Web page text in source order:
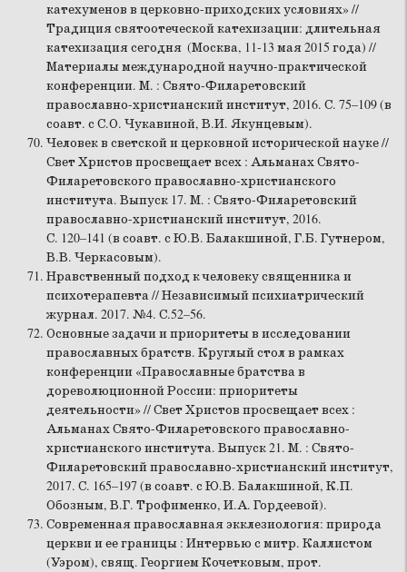
катехуменов в церковно-приходских условиях» //
Традиция святоотеческой катехизации: длительная
катехизация сегодня (Москва, 11-13 мая 2015 года) //
Материалы международной научно-практической
конференции. М. : Свято-Филаретовский
православно-христианский институт, 2016. С. 75–109 (в
соавт. с С.О. Чукавиной, В.И. Якунцевым).
Человек в светской и церковной исторической науке //
Свет Христов просвещает всех : Альманах Свято-
Филаретовского православно-христианского
института. Выпуск 17. М. : Свято-Филаретовский
православно-христианский институт, 2016.
С. 120–141 (в соавт. с Ю.В. Балакшиной, Г.Б. Гутнером,
В.В. Черкасовым).
Нравственный подход к человеку священника и
психотерапевта // Независимый психиатрический
журнал. 2017. №4. С.52–56.
Основные задачи и приоритеты в исследовании
православных братств. Круглый стол в рамках
конференции «Православные братства в
дореволюционной России: приоритеты
деятельности» // Свет Христов просвещает всех :
Альманах Свято-Филаретовского православно-
христианского института. Выпуск 21. М. : Свято-
Филаретовский православно-христианский институт,
2017. С. 165–197 (в соавт. с Ю.В. Балакшиной, К.П.
Обозным, В.Г. Трофименко, И.А. Гордеевой).
Современная православная экклезиология: природа
церкви и ее границы : Интервью с митр. Каллистом
(Уэром), свящ. Георгием Кочетковым, прот.